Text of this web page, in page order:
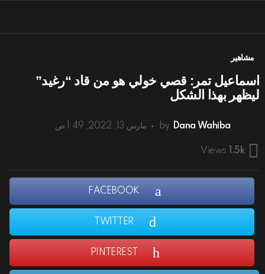
مشاهير
اسماعيل تمر: قصي خولي هو من قاد “رغيد”
ليظهر بهذا الشكل
by Dana Wahiba مارس 13, 2022, 1:49 ص
1.5k
Views
FACEBOOK
TWITTER
PINTEREST